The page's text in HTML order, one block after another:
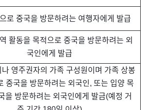
로 중국을 방문하려는 여행자에게 발급
활동을 목적으로 중국을 방문하려는 외
국인에게 발급
영주권자의 가족 구성원이며 가족 상봉
중국을 방문하려는 외국인, 또는 입양 목
을 방문하려는 외국인에게 발금(예정 거